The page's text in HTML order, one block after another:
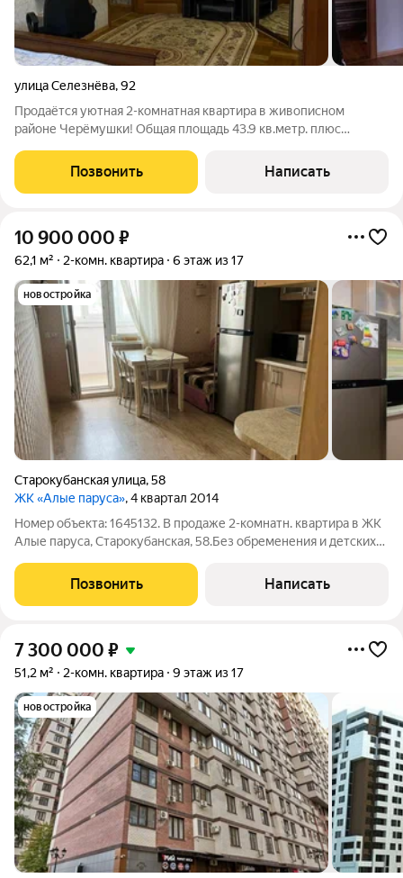
улица Селезнёва,92
Продаётся уютная 2-комнатная квартира в живописном
районе Черёмушки! Общая площадь 43.9 кв.метр. плюс
этажного панельного дома. Внутри сделан качественный
стильный ремонт, была обновлена
Позвонить Написать
10 900 000 ₽
62,1 м² 2-комн. квартира 6 этаж из 17
новостройка
Старокубанская улица,58
ЖК «Алые паруса», 4 квартал 2014
Номер объекта: 1645132. В продаже 2-комнатн. квартира в ЖК
Алые паруса, Старокубанская, 58.Без обременения и детских
продаже готовы.Закрытая территория.2 зоны отдыха с
мангалами.Дом
Позвонить Написать
7 300 000 ₽
51,2 м² 2-комн. квартира 9 этаж из 17
новостройка